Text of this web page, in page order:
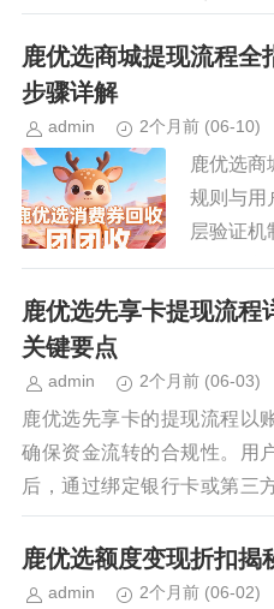
系、任
定。想要
鹿优选商城提现流程全
步骤详解
admin 2个月前 (06-10)
鹿优选商
规则与用
层验证机
认证信息
级。用户
鹿优选先享卡提现流程
关键要点
admin 2个月前 (06-03)
鹿优选先享卡的提现流程以
确保资金流转的合规性。用
后，通过绑定银行卡或第三
统会自动校验账户信息的完
鹿优选额度变现折扣揭
admin 2个月前 (06-02)